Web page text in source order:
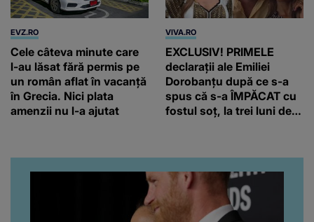
EVZ.RO
Cele câteva minute care
l-au lăsat fără permis pe
un român aflat în vacanță
în Grecia. Nici plata
amenzii nu l-a ajutat
VIVA.RO
EXCLUSIV! PRIMELE
declarații ale Emiliei
Dorobanțu după ce s-a
spus că s-a ÎMPĂCAT cu
fostul soț, la trei luni de
artistă i-a lăsat MASCĂ
pe toți. De data aceasta,
chiar a rupt tăcerea:
”Poate că aveam să ne
spunem, să ne...”